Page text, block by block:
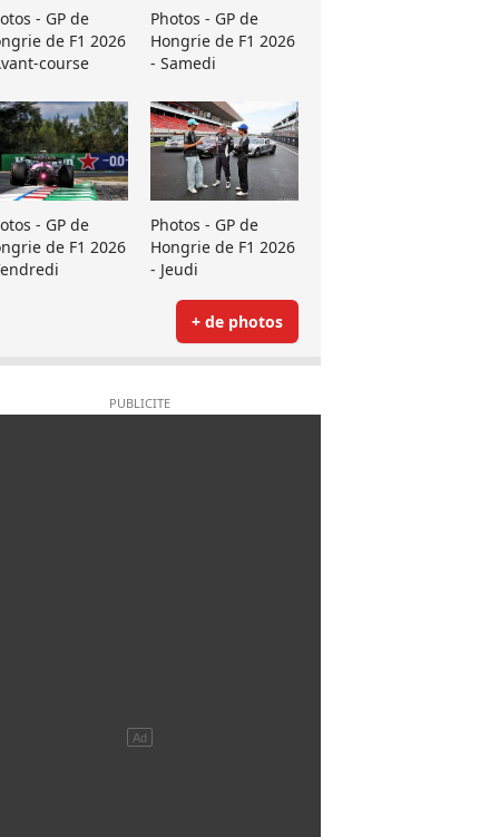
- GP de
de F1 2026
course
Photos - GP de
Hongrie de F1 2026
- Samedi
- GP de
de F1 2026
Photos - GP de
Hongrie de F1 2026
- Jeudi
+ de photos